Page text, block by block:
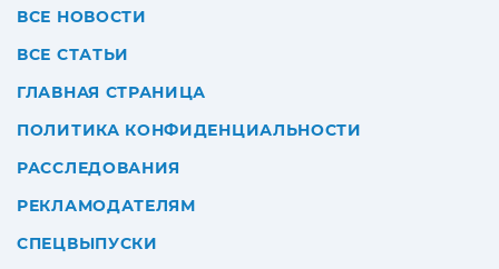
ВСЕ НОВОСТИ
ВСЕ СТАТЬИ
ГЛАВНАЯ СТРАНИЦА
ПОЛИТИКА КОНФИДЕНЦИАЛЬНОСТИ
РАССЛЕДОВАНИЯ
РЕКЛАМОДАТЕЛЯМ
СПЕЦВЫПУСКИ